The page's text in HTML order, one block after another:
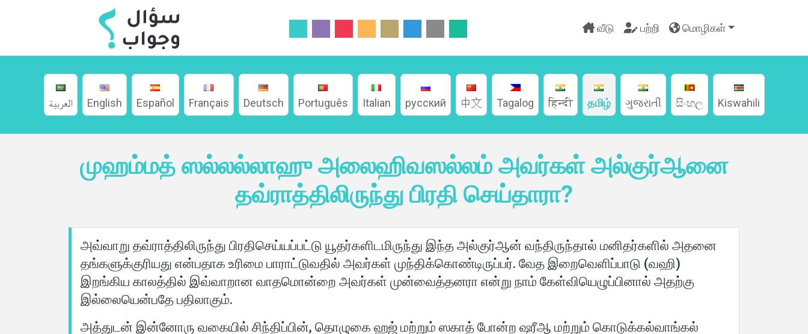
வீடு பற்றி மொழிகள்
العربية English Español Français Deutsch Português Italian русский 中文 Tagalog हिन्दी தமிழ் ગુજરાતી සිංහල Kiswahili
முஹம்மத் ஸல்லல்லாஹு அலைஹிவஸல்லம் அவர்கள் அல்குர்ஆனை
தவ்ராத்திலிருந்து பிரதி செய்தாரா?
அவ்வாறு தவ்ராத்திலிருந்து பிரதிசெய்யப்பட்டு யூதர்களிடமிருந்து இந்த அல்குர்ஆன் வந்திருந்தால் மனிதர்களில் அதனை
தங்களுக்குரியது என்பதாக உரிமை பாராட்டுவதில் அவர்கள் முந்திக்கொண்டிருப்பர். வேத இறைவெளிப்பாடு (வஹி)
இறங்கிய காலத்தில் இவ்வாறான வாதமொன்றை அவர்கள் முன்வைத்தனரா என்று நாம் கேள்வியெழுப்பினால் அதற்கு
இல்லையென்பதே பதிலாகும்.
அத்துடன் இன்னோரு வகையில் சிந்திப்பின், தொழுகை ஹஜ் மற்றும் ஸகாத் போன்ற ஷரீஆ மற்றும் கொடுக்கல்வாங்கல்